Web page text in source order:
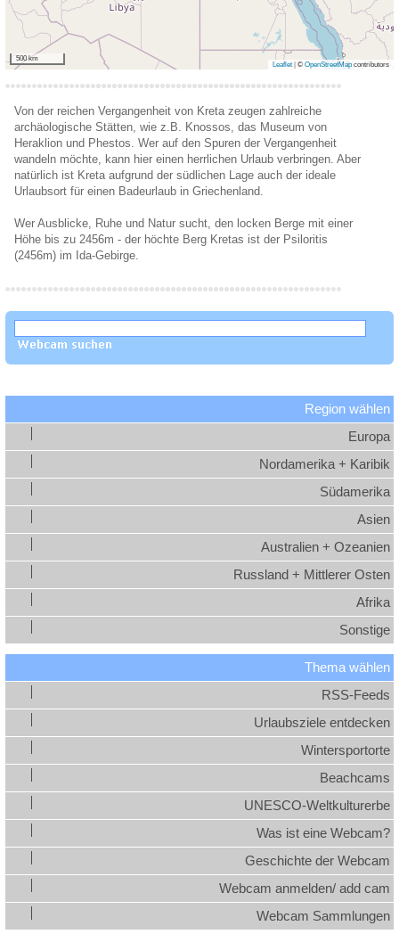
500 km
Leaflet © OpenStreetMap contributors
Von der reichen Vergangenheit von Kreta zeugen zahlreiche
archäologische Stätten, wie z.B. Knossos, das Museum von
Heraklion und Phestos. Wer auf den Spuren der Vergangenheit
wandeln möchte, kann hier einen herrlichen Urlaub verbringen. Aber
natürlich ist Kreta aufgrund der südlichen Lage auch der ideale
Urlaubsort für einen Badeurlaub in Griechenland.
Wer Ausblicke, Ruhe und Natur sucht, den locken Berge mit einer
Höhe bis zu 2456m - der höchte Berg Kretas ist der Psiloritis
(2456m) im Ida-Gebirge.
Region wählen
Europa
Nordamerika + Karibik
Südamerika
Asien
Australien + Ozeanien
Russland + Mittlerer Osten
Afrika
Sonstige
Thema wählen
RSS-Feeds
Urlaubsziele entdecken
Wintersportorte
Beachcams
UNESCO-Weltkulturerbe
Was ist eine Webcam?
Geschichte der Webcam
Webcam anmelden/ add cam
Webcam Sammlungen